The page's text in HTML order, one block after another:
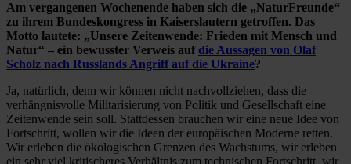
Am vergangenen Wochenende haben sich die „NaturFreunde“
zu ihrem Bundeskongress in Kaiserslautern getroffen. Das
Motto lautete: „Unsere Zeitenwende: Frieden mit Mensch und
Natur“ – ein bewusster Verweis auf die Aussagen von Olaf
Scholz nach Russlands Angriff auf die Ukraine?
Ja, natürlich, denn wir können nicht nachvollziehen, dass die
verhängnisvolle Militarisierung von Politik und Gesellschaft eine
Zeitenwende sein soll. Stattdessen brauchen wir eine neue Idee von
Fortschritt, wollen wir die Ideen der europäischen Moderne retten.
Wir erleben die ökologischen Grenzen des Wachstums, wir erleben